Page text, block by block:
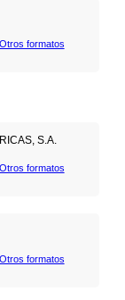
Otros formatos
S.A.
Otros formatos
Otros formatos